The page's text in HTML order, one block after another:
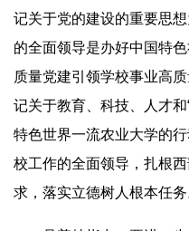
记关于党的建设的重要思
的全面领导是办好中国特
质量党建引领学校事业高
记关于教育、科技、人才
特色世界一流农业大学的
校工作的全面领导，扎根
求，落实立德树人根本任务